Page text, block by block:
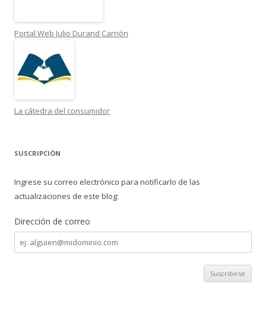
Portal Web Julio Durand Carrión
La cátedra del consumidor
SUSCRIPCIÓN
Ingrese su correo electrónico para notificarlo de las
actualizaciones de este blog:
Dirección de correo
Dirección
de
correo